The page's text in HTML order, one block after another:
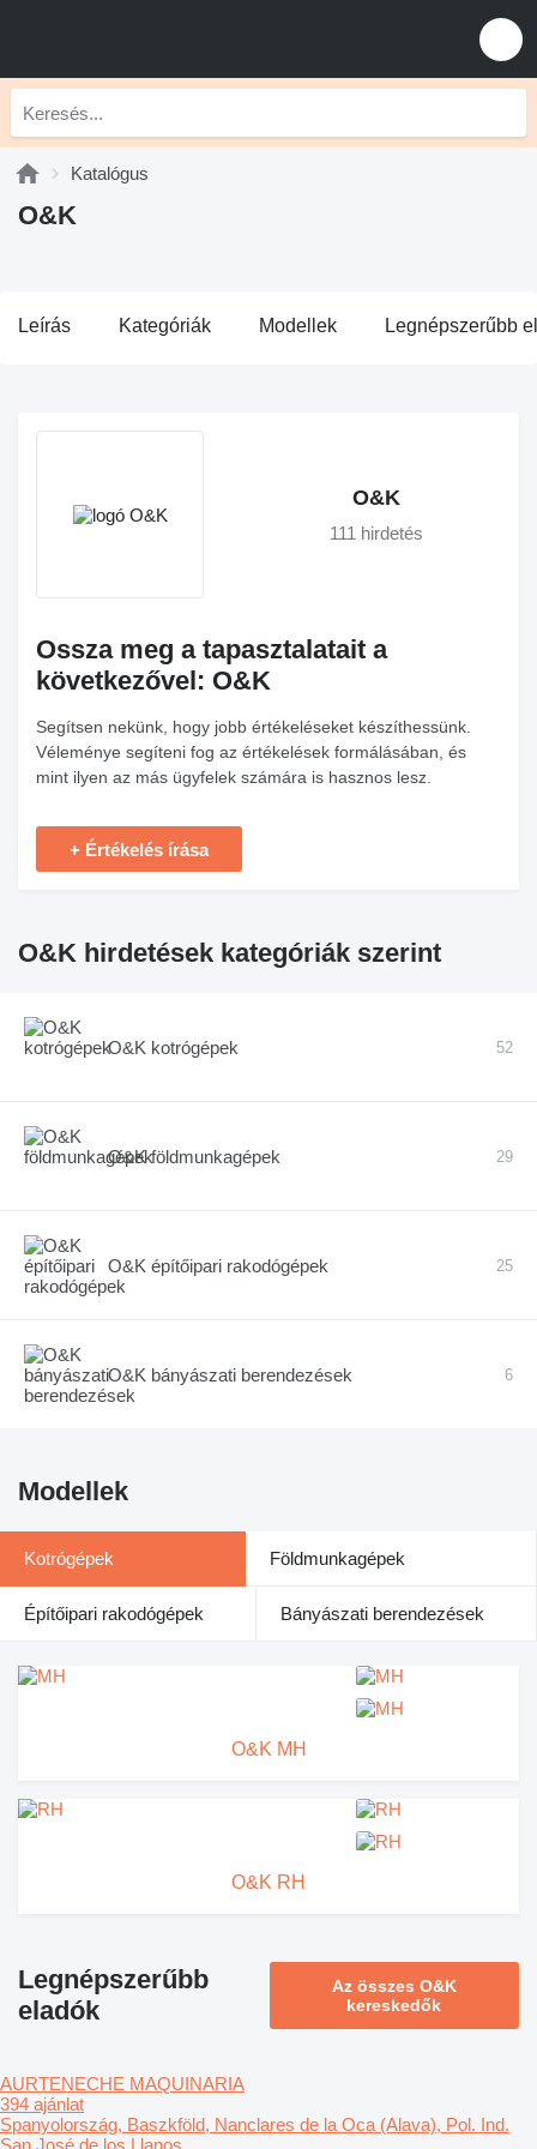
Katalógus
O&K
Leírás Kategóriák Modellek Legnépszerűbb
O&K
111 hirdetés
Ossza meg a tapasztalatait a
következővel: O&K
Segítsen nekünk, hogy jobb értékeléseket készíthessünk.
Véleménye segíteni fog az értékelések formálásában, és
mint ilyen az más ügyfelek számára is hasznos lesz.
+ Értékelés írása
O&K hirdetések kategóriák szerint
O&K kotrógépek 52
O&K földmunkagépek 29
O&K építőipari rakodógépek 25
O&K bányászati berendezések 6
Modellek
Kotrógépek Földmunkagépek
Építőipari rakodógépek Bányászati berendezések
O&K MH
O&K RH
Legnépszerűbb
eladók
Az összes O&K
kereskedők
AURTENECHE MAQUINARIA
394 ajánlat
Spanyolország, Baszkföld, Nanclares de la Oca (Alava), Pol. Ind.
San José de los Llanos